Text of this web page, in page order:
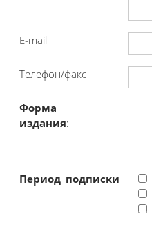
E-mail
Телефон/факс
Форма
издания:
Период подписки